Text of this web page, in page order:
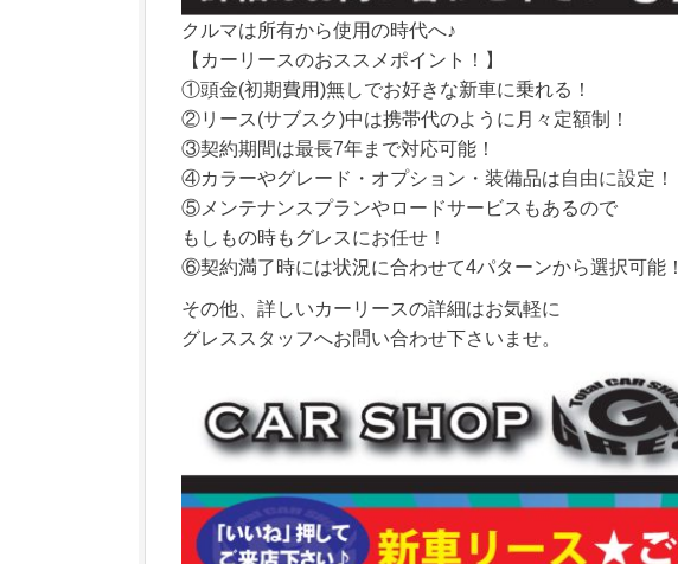
クルマは所有から使用の時代へ♪
【カーリースのおススメポイント！】
①頭金(初期費用)無しでお好きな新車に乗れる！
②リース(サブスク)中は携帯代のように月々定額制！
③契約期間は最長7年まで対応可能！
④カラーやグレード・オプション・装備品は自由に設定！
⑤メンテナンスプランやロードサービスもあるので
もしもの時もグレスにお任せ！
⑥契約満了時には状況に合わせて4パターンから選択可能！
その他、詳しいカーリースの詳細はお気軽に
グレススタッフへお問い合わせ下さいませ。